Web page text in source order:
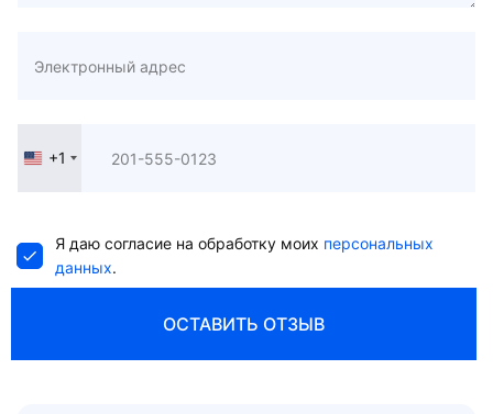
United
+1
Я даю согласие на обработку моих персональных
данных.
ОСТАВИТЬ ОТЗЫВ